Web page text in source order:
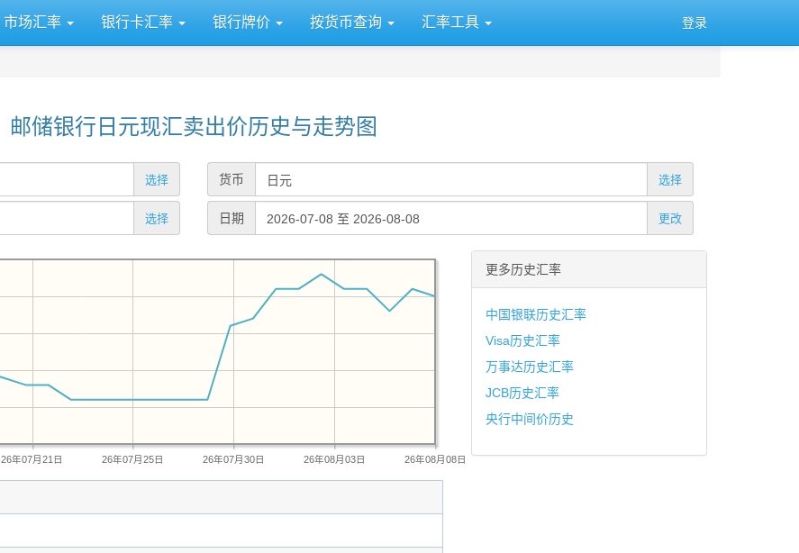
市场汇率 银行卡汇率 银行牌价 按货币查询 汇率工具 登录
邮储银行日元现汇卖出价历史与走势图
选择 货币 选择
选择 日期 更改
26年07月21日 26年07月25日 26年07月30日 26年08月03日 26年08月08日
更多历史汇率
中国银联历史汇率
Visa历史汇率
万事达历史汇率
JCB历史汇率
央行中间价历史